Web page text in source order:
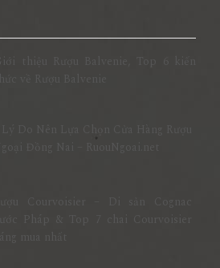
nước Pháp & Top 7 chai Courvoisier